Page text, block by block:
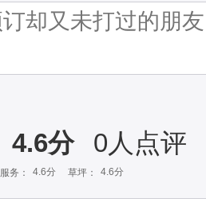
4.6分 0人点评
服务： 4.6分 草坪： 4.6分